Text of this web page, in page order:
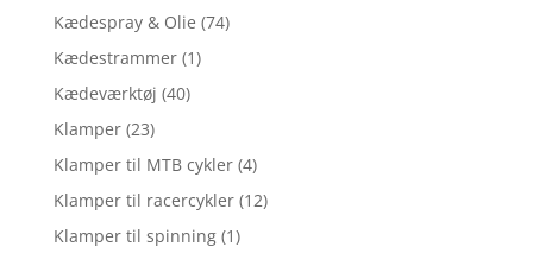
Kædespray & Olie (74)
Kædestrammer (1)
Kædeværktøj (40)
Klamper (23)
Klamper til MTB cykler (4)
Klamper til racercykler (12)
Klamper til spinning (1)